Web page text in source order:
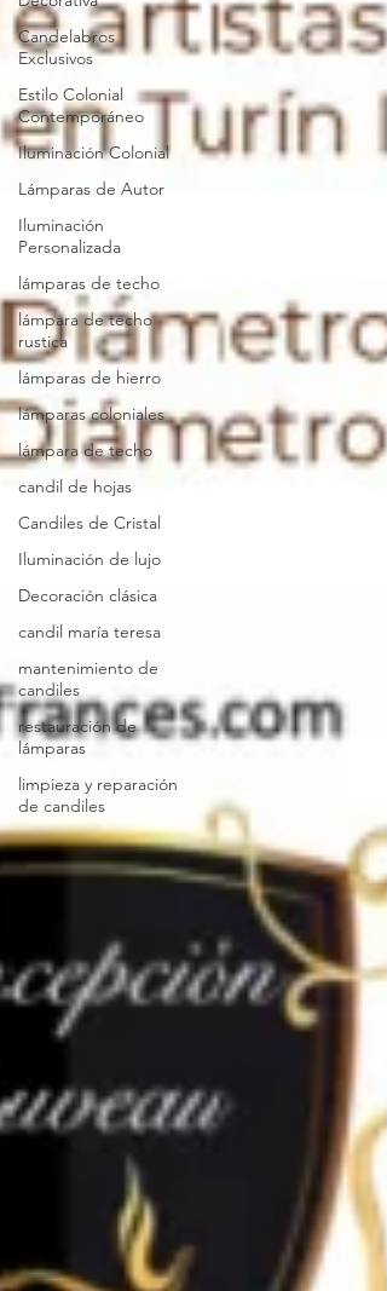
Candelabros
Exclusivos
Estilo Colonial
Contemporáneo
Iluminación Colonial
Lámparas de Autor
Iluminación
Personalizada
lámparas de techo
lámpara de techo
rustica
lámparas de hierro
lámparas coloniales
lámpara de techo
candil de hojas
Candiles de Cristal
Iluminación de lujo
Decoración clásica
candil maría teresa
mantenimiento de
candiles
restauración de
lámparas
limpieza y reparación
de candiles